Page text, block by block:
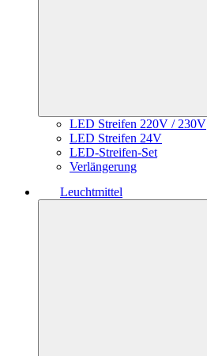
LED Streifen 220V / 230V
LED Streifen 24V
LED-Streifen-Set
Verlängerung
Leuchtmittel